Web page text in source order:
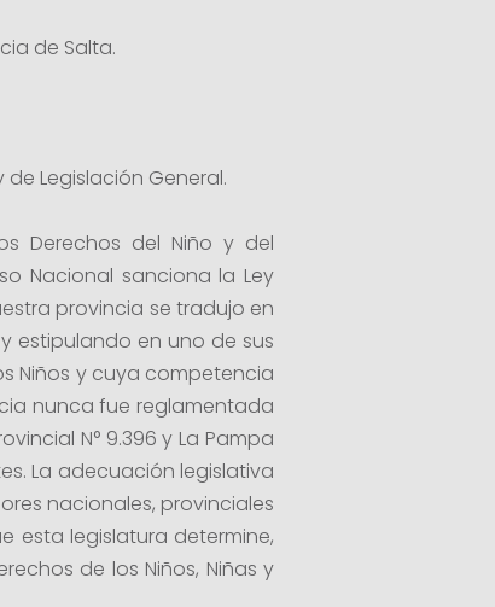
de Salta.
Legislación General.
Derechos del Niño y del
Nacional sanciona la Ley
provincia se tradujo en
estipulando en uno de sus
Niños y cuya competencia
nunca fue reglamentada
N° 9.396 y La Pampa
La adecuación legislativa
nacionales, provinciales
esta legislatura determine,
de los Niños, Niñas y